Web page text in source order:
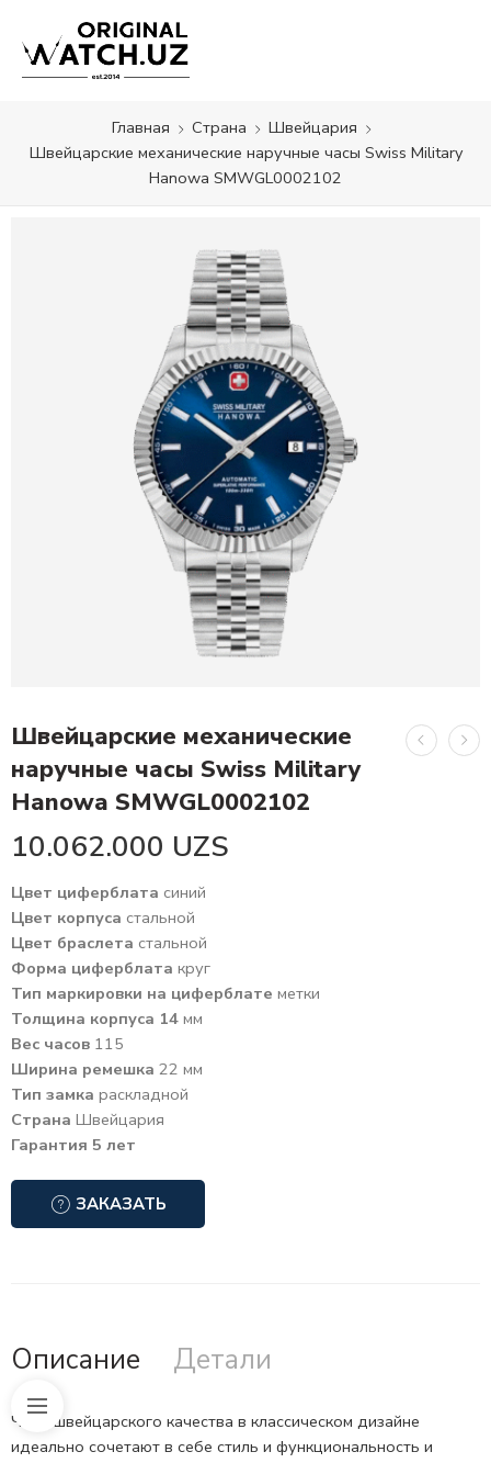
Главная Страна
Швейцария
Швейцарские механические наручные часы Swiss Military
Hanowa SMWGL0002102
Швейцарские механические
наручные часы Swiss Military
Hanowa SMWGL0002102
10.062.000 UZS
Цвет циферблата синий
Цвет корпуса стальной
Цвет браслета стальной
Форма циферблата круг
Тип маркировки на циферблате метки
Толщина корпуса 14 мм
Вес часов 115
Ширина ремешка 22 мм
Тип замка раскладной
Страна Швейцария
Гарантия 5 лет
ЗАКАЗАТЬ
Описание Детали
Часы швейцарского качества в классическом дизайне
идеально сочетают в себе стиль и функциональность и